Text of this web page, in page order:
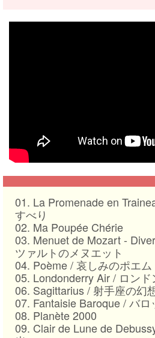
01. La Promenade en
すべり
02. Ma Poupée Chérie
03. Menuet de Mozart -
ツァルトのメヌエット
04. Poème /哀しみのポエム
05. Londonderry Air / ロン
06. Sagittarius / 射手座の幻
07. Fantaisie Baroque /バロ
08. Planète 2000
09. Clair de Lune de